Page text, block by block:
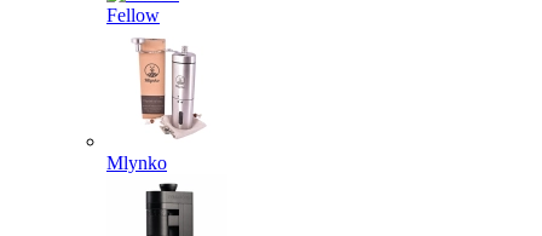
Fellow
Mlynko